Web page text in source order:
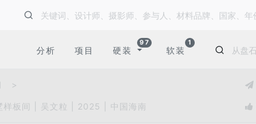
分析 项目 硬装
97
软装
1
>
样板间 | 吴文粒 | 2025 | 中国海南